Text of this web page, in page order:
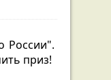
России".
приз!